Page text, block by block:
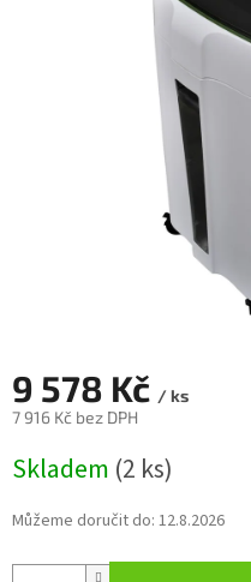
9 578 Kč / ks
7 916 Kč bez DPH
cena:
Skladem (2 ks)
Můžeme doručit do: 12.8.2026